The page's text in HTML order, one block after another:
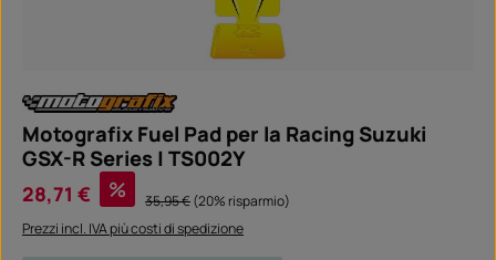
Motografix Fuel Pad per la Racing Suzuki
GSX-R Series | TS002Y
Prezzo di vendita:
28,71 € % Prezzo normale:
35,95 €(20% risparmio)
Prezzi incl. IVA più costi di spedizione